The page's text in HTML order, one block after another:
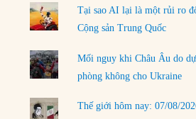
Đặt cược vào thất bại: Các quỹ đầu
hiểm quốc gia và khía cạnh chính trị
02/08/2026
Làm thế nào để kết thúc Chiến tranh
01/08/2026
Tại sao AI lại là một rủi ro
Cộng sản Trung Quốc
Mối nguy khi Châu Âu do
phòng không cho Ukraine
Thế giới hôm nay: 07/08/